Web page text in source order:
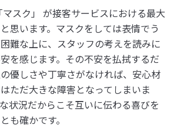
スク」 が接客サービスにおける最大
思います。マスクをしては表情でう
難な上に、スタッフの考えを読みに
を感じます。その不安を払拭するだ
優しさや丁寧さがなければ、安心材
ただ大きな障害となってしまいま
状況だからこそ互いに伝わる喜びを
も確かです。